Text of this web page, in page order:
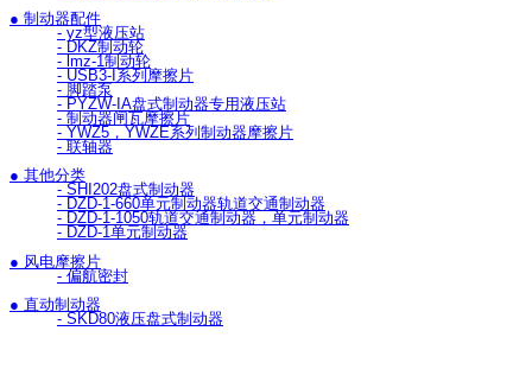
● 制动器配件
- yz型液压站
- DKZ制动轮
- lmz-1制动轮
- USB3-I系列摩擦片
- 脚踏泵
- PYZW-IA盘式制动器专用液压站
- 制动器闸瓦摩擦片
- YWZ5，YWZE系列制动器摩擦片
- 联轴器
● 其他分类
- SHI202盘式制动器
- DZD-1-660单元制动器轨道交通制动器
- DZD-1-1050轨道交通制动器，单元制动器
- DZD-1单元制动器
● 风电摩擦片
- 偏航密封
● 直动制动器
- SKD80液压盘式制动器